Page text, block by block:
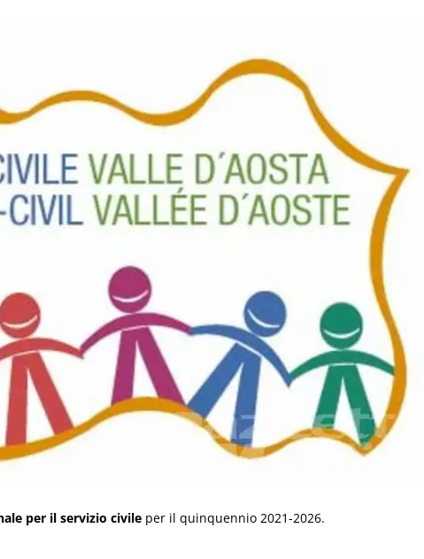
per il servizio civile per il quinquennio 2021-2026.